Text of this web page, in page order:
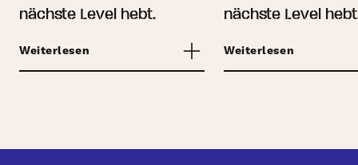
nächste Level hebt.
Weiterlesen
nächste Level
Weiterlesen